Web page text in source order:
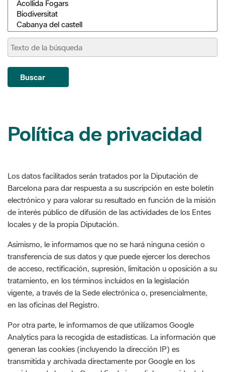
Buscar
Los datos facilitados serán tratados por la Diputación de
de interés público de difusión de las actividades de los Entes
locales y de la propia Diputación.
Asimismo, le informamos que no se hará ninguna cesión o
transferencia de sus datos y que puede ejercer los derechos
de acceso, rectificación, supresión, limitación u oposición a su
tratamiento, en los términos incluidos en la legislación
vigente, a través de la Sede electrónica o, presencialmente,
en las oficinas del Registro.
Por otra parte, le informamos de que utilizamos Google
Analytics para la recogida de estadísticas. La información que
generan las cookies (incluyendo la dirección IP) es
transmitida y archivada directamente por Google en los
servidores de la web. Con el fin de impedir la recogida de la
dirección IP, la Diputación de Barcelona tiene activada la
opción Anonymize IP, incorporada por el propio sistema, que